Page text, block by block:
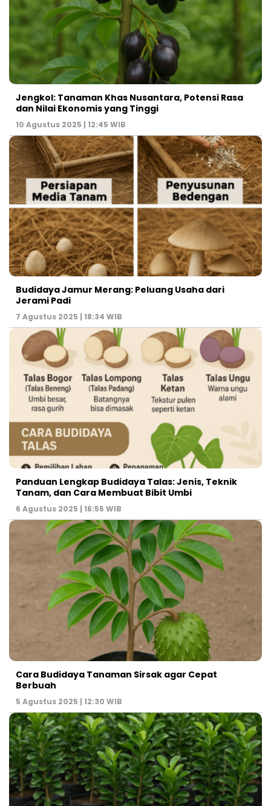
Jengkol: Tanaman Khas Nusantara, Potensi Rasa
dan Nilai Ekonomis yang Tinggi
10 Agustus 2025 | 12:45 WIB
Budidaya Jamur Merang: Peluang Usaha dari
Jerami Padi
7 Agustus 2025 | 18:34 WIB
Panduan Lengkap Budidaya Talas: Jenis, Teknik
Tanam, dan Cara Membuat Bibit Umbi
6 Agustus 2025 | 16:55 WIB
Cara Budidaya Tanaman Sirsak agar Cepat
Berbuah
5 Agustus 2025 | 12:30 WIB